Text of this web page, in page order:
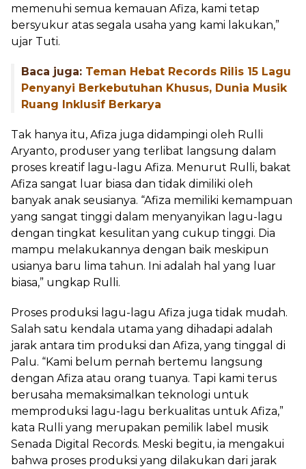
memenuhi semua kemauan Afiza, kami tetap
bersyukur atas segala usaha yang kami lakukan,”
ujar Tuti.
Baca juga: Teman Hebat Records Rilis 15 Lagu
Penyanyi Berkebutuhan Khusus, Dunia Musik
Ruang Inklusif Berkarya
Tak hanya itu, Afiza juga didampingi oleh Rulli
Aryanto, produser yang terlibat langsung dalam
proses kreatif lagu-lagu Afiza. Menurut Rulli, bakat
Afiza sangat luar biasa dan tidak dimiliki oleh
banyak anak seusianya. “Afiza memiliki kemampuan
yang sangat tinggi dalam menyanyikan lagu-lagu
dengan tingkat kesulitan yang cukup tinggi. Dia
mampu melakukannya dengan baik meskipun
usianya baru lima tahun. Ini adalah hal yang luar
biasa,” ungkap Rulli.
Proses produksi lagu-lagu Afiza juga tidak mudah.
Salah satu kendala utama yang dihadapi adalah
jarak antara tim produksi dan Afiza, yang tinggal di
Palu. “Kami belum pernah bertemu langsung
dengan Afiza atau orang tuanya. Tapi kami terus
berusaha memaksimalkan teknologi untuk
memproduksi lagu-lagu berkualitas untuk Afiza,”
kata Rulli yang merupakan pemilik label musik
Senada Digital Records. Meski begitu, ia mengakui
bahwa proses produksi yang dilakukan dari jarak